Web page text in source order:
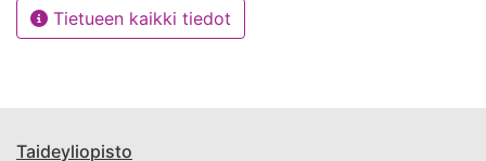
Tietueen kaikki tiedot
Taideyliopisto